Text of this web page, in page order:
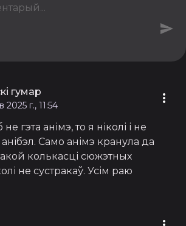
гумар
2025 г., 11:54
гэта анімэ, то я ніколі і не
Само анімэ кранула да
колькасці сюжэтных
не сустракаў. Усім раю